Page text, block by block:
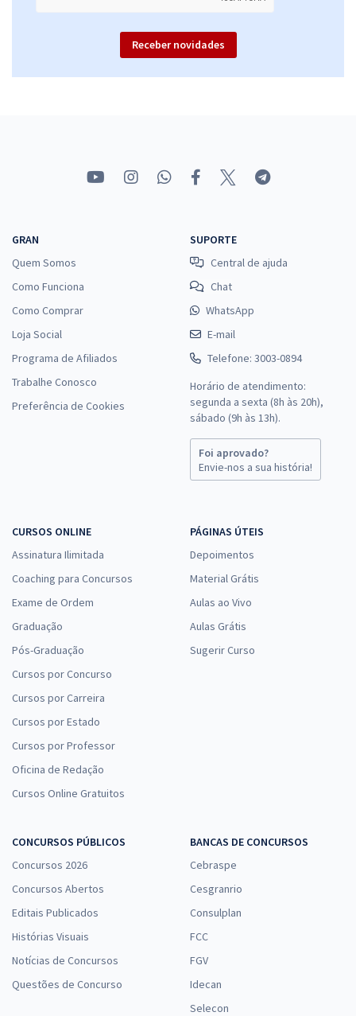
Receber novidades
GRAN
Quem Somos
Como Funciona
Como Comprar
Loja Social
Programa de Afiliados
Trabalhe Conosco
Preferência de Cookies
SUPORTE
Central de ajuda
Chat
WhatsApp
E-mail
Telefone: 3003-0894
Horário de atendimento:
segunda a sexta (8h às 20h),
sábado (9h às 13h).
Foi aprovado?
Envie-nos a sua história!
CURSOS ONLINE
Assinatura Ilimitada
Coaching para Concursos
Exame de Ordem
Graduação
Pós-Graduação
Cursos por Concurso
Cursos por Carreira
Cursos por Estado
Cursos por Professor
Oficina de Redação
Cursos Online Gratuitos
PÁGINAS ÚTEIS
Depoimentos
Material Grátis
Aulas ao Vivo
Aulas Grátis
Sugerir Curso
CONCURSOS PÚBLICOS
Concursos 2026
Concursos Abertos
Editais Publicados
Histórias Visuais
Notícias de Concursos
Questões de Concurso
BANCAS DE CONCURSOS
Cebraspe
Cesgranrio
Consulplan
FCC
FGV
Idecan
Selecon